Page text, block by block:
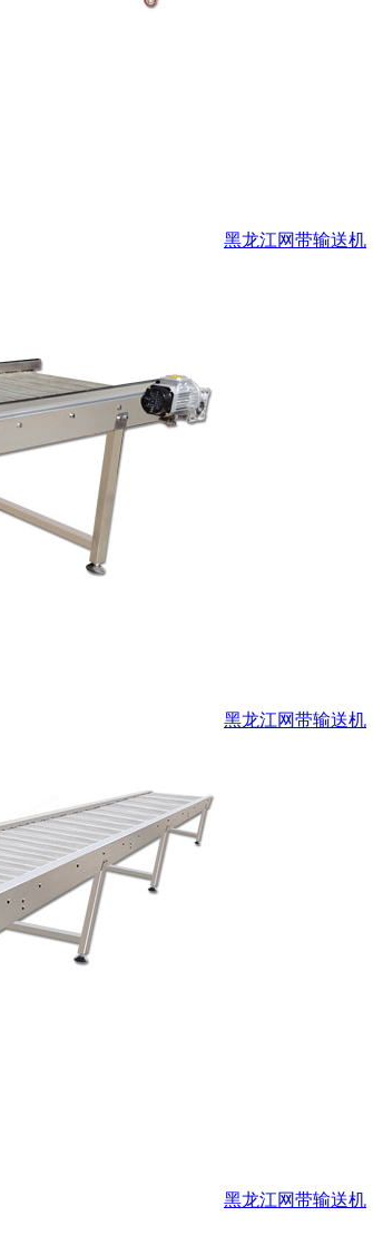
黑龙江网带输送机
黑龙江网带输送机
黑龙江网带输送机